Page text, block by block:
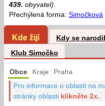
439. obyvatel).
Přechýlená forma: Simočková
Kde žijí Kdy se
Klub Simočko
Obce Kraje Praha
Pro informace o oblasti na
stránky oblasti klikněte 2x.